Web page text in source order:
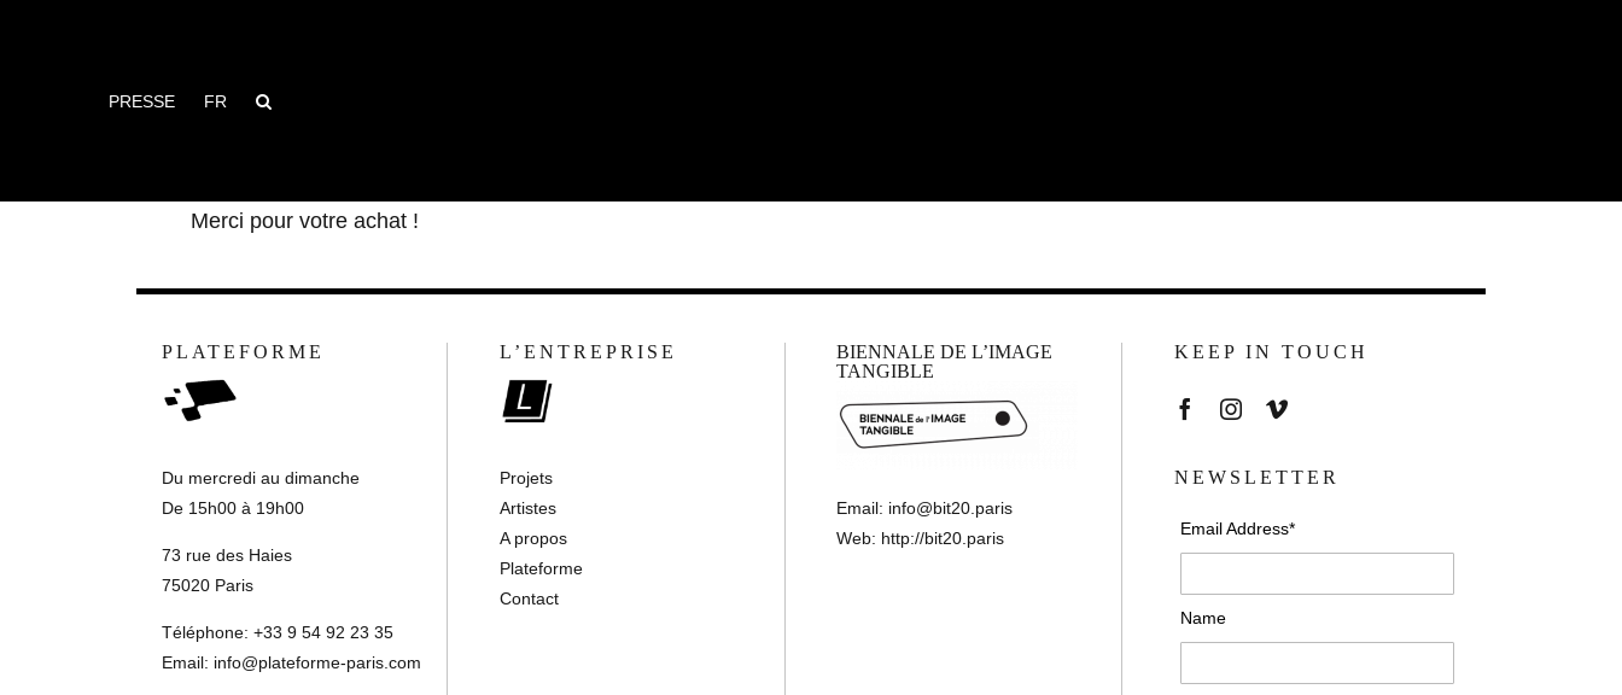
PRESSE FR
Merci pour votre achat !
PLATEFORME
Du mercredi au dimanche
De 15h00 à 19h00
73 rue des Haies
75020 Paris
Téléphone: +33 9 54 92 23 35
Email: info@plateforme-paris.com
L’ENTREPRISE
Projets
Artistes
A propos
Plateforme
Contact
BIENNALE DE L’IMAGE
TANGIBLE
Email: info@bit20.paris
Web: http://bit20.paris
KEEP IN TOUCH
NEWSLETTER
Email Address*
Name